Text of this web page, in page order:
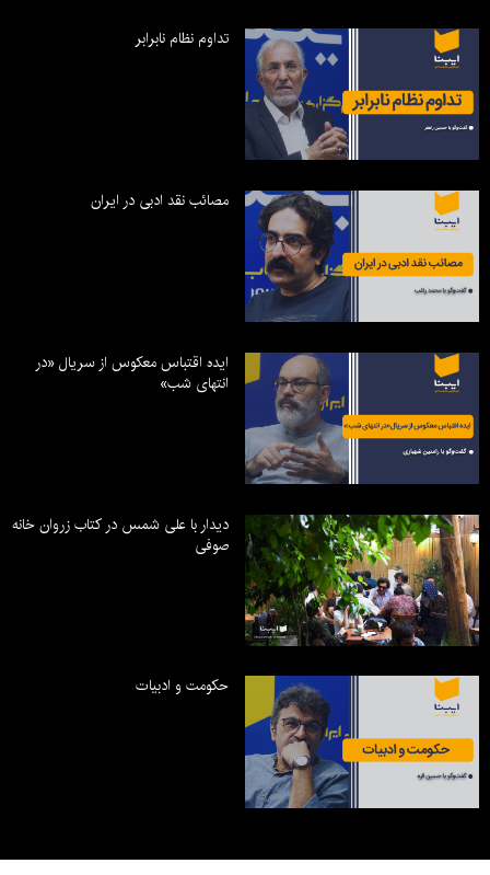
تداوم نظام نابرابر
مصائب نقد ادبی در ایران
ایده اقتباس معکوس از سریال «در
انتهای شب»
دیدار با علی شمس در کتاب زروان خانه
صوفی
حکومت و ادبیات